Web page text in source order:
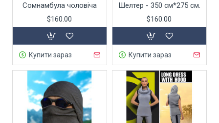
Сомнамбула чоловіча
$160.00
Купити зараз
Шелтер - 350 см*275 см.
$160.00
Купити зараз